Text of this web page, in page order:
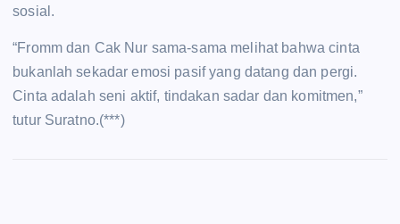
sosial.
“Fromm dan Cak Nur sama-sama melihat bahwa cinta
bukanlah sekadar emosi pasif yang datang dan pergi.
Cinta adalah seni aktif, tindakan sadar dan komitmen,”
tutur Suratno.(***)